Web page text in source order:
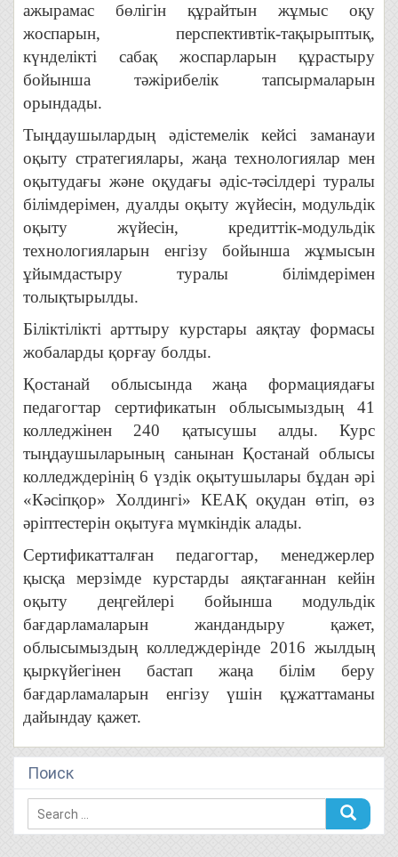
ажырамас бөлігін құрайтын жұмыс оқу
жоспарын, перспективтік-тақырыптық,
күнделікті сабақ жоспарларын құрастыру
бойынша тәжірибелік тапсырмаларын
орындады.
Тыңдаушылардың әдістемелік кейсі заманауи
оқыту стратегиялары, жаңа технологиялар мен
оқытудағы және оқудағы әдіс-тәсілдері туралы
білімдерімен, дуалды оқыту жүйесін, модульдік
оқыту жүйесін, кредиттік-модульдік
технологияларын енгізу бойынша жұмысын
ұйымдастыру туралы білімдерімен
толықтырылды.
Біліктілікті арттыру курстары аяқтау формасы
жобаларды қорғау болды.
Қостанай облысында жаңа формациядағы
педагогтар сертификатын облысымыздың 41
колледжінен 240 қатысушы алды. Курс
тыңдаушыларының санынан Қостанай облысы
колледждерінің 6 үздік оқытушылары бұдан әрі
«Кәсіпқор» Холдингі» КЕАҚ оқудан өтіп, өз
әріптестерін оқытуға мүмкіндік алады.
Сертификатталған педагогтар, менеджерлер
қысқа мерзімде курстарды аяқтағаннан кейін
оқыту деңгейлері бойынша модульдік
бағдарламаларын жандандыру қажет,
облысымыздың колледждерінде 2016 жылдың
қыркүйегінен бастап жаңа білім беру
бағдарламаларын енгізу үшін құжаттаманы
дайындау қажет.
Поиск